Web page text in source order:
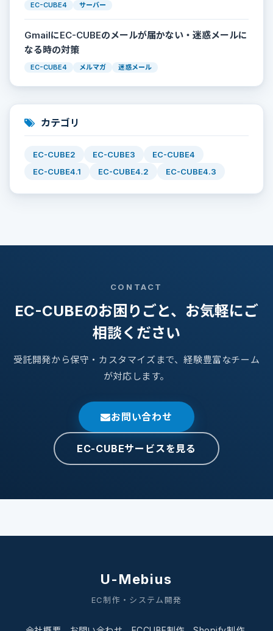
EC-CUBE4 サーバー
GmailにEC-CUBEのメールが届かない・迷惑メールに
なる時の対策
EC-CUBE4 メルマガ 迷惑メール
カテゴリ
EC-CUBE2 EC-CUBE3
EC-CUBE4
EC-CUBE4.1
EC-CUBE4.2 EC-CUBE4.3
CONTACT
EC-CUBEのお困りごと、お気軽にご
相談ください
受託開発から保守・カスタマイズまで、経験豊富なチーム
が対応します。
お問い合わせ
EC-CUBEサービスを見る
U-Mebius
EC制作・システム開発